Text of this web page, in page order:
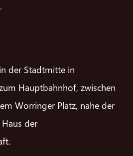
der Stadtmitte in
Hauptbahnhof, zwischen
Worringer Platz, nahe der
der